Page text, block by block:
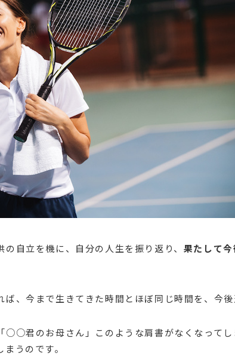
自立を機に、自分の人生を振り返り、 果たして
ば、今まで生きてきた時間とほぼ同じ時間を、今後
○○君のお母さん」このような肩書がなくなってし
まうのです。